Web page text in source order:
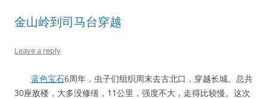
金山岭到司马台穿越
Leave a reply
蓝色宝石6周年，虫子们组织周末去古北口，穿越长城。总共
30座敌楼，大多没修缮，11公里，强度不大，走得比较慢。这次